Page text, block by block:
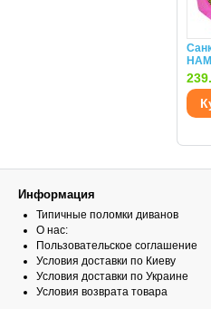
Информация
Типичные поломки диванов
О нас:
Пользовательское соглашение
Условия доставки по Киеву
Условия доставки по Украине
Условия возврата товара